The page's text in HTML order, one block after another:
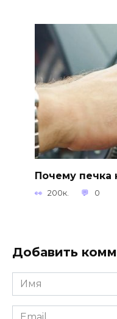
Почему печка
200к. 0
Добавить
Имя
*
Email